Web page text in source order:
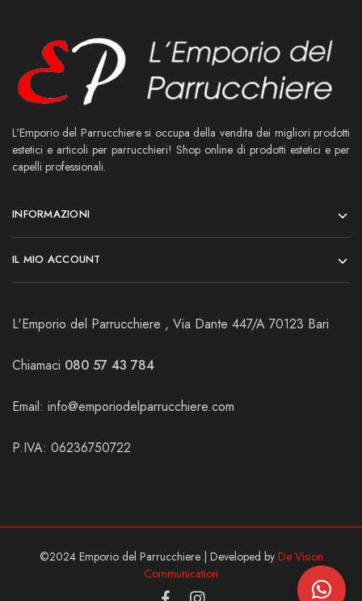
L'Emporio del Parrucchiere si occupa della vendita dei migliori prodotti
estetici e articoli per parrucchieri! Shop online di prodotti estetici e per
capelli professionali.
INFORMAZIONI
IL MIO ACCOUNT
L'Emporio del Parrucchiere , Via Dante 447/A 70123 Bari
Chiamaci 080 57 43 784
Email: info@emporiodelparrucchiere.com
P.IVA: 06236750722
©2024 Emporio del Parrucchiere | Developed by De Vision
Communication